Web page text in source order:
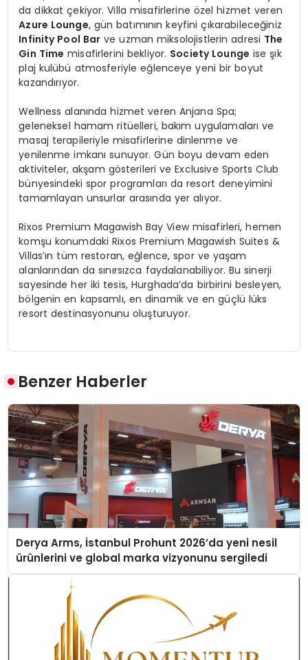
da dikkat çekiyor. Villa misafirlerine özel hizmet veren
Azure Lounge, gün batımının keyfini çıkarabileceğiniz
Infinity Pool Bar ve uzman miksolojistlerin adresi The
Gin Time misafirlerini bekliyor. Society Lounge ise şık
plaj kulübü atmosferiyle eğlenceye yeni bir boyut
kazandırıyor.
Wellness alanında hizmet veren Anjana Spa;
geleneksel hamam ritüelleri, bakım uygulamaları ve
masaj terapileriyle misafirlerine dinlenme ve
yenilenme imkanı sunuyor. Gün boyu devam eden
aktiviteler, akşam gösterileri ve Exclusive Sports Club
bünyesindeki spor programları da resort deneyimini
tamamlayan unsurlar arasında yer alıyor.
Rixos Premium Magawish Bay View misafirleri, hemen
komşu konumdaki Rixos Premium Magawish Suites &
Villas’ın tüm restoran, eğlence, spor ve yaşam
alanlarından da sınırsızca faydalanabiliyor. Bu sinerji
sayesinde her iki tesis, Hurghada’da birbirini besleyen,
bölgenin en kapsamlı, en dinamik ve en güçlü lüks
resort destinasyonunu oluşturuyor.
Benzer Haberler
Derya Arms, İstanbul Prohunt 2026’da yeni nesil
ürünlerini ve global marka vizyonunu sergiledi